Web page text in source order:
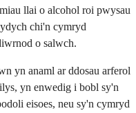
llai o alcohol roi pwysau
chi'n cymryd
o salwch.
yn anaml ar ddosau arferol
yn enwedig i bobl sy'n
eisoes, neu sy'n cymryd